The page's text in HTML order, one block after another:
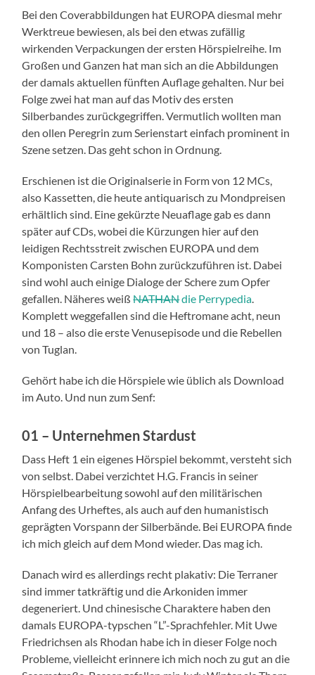
Bei den Coverabbildungen hat EUROPA diesmal mehr
Werktreue bewiesen, als bei den etwas zufällig
wirkenden Verpackungen der ersten Hörspielreihe. Im
Großen und Ganzen hat man sich an die Abbildungen
der damals aktuellen fünften Auflage gehalten. Nur bei
Folge zwei hat man auf das Motiv des ersten
Silberbandes zurückgegriffen. Vermutlich wollten man
den ollen Peregrin zum Serienstart einfach prominent in
Szene setzen. Das geht schon in Ordnung.
Erschienen ist die Originalserie in Form von 12 MCs,
also Kassetten, die heute antiquarisch zu Mondpreisen
erhältlich sind. Eine gekürzte Neuaflage gab es dann
später auf CDs, wobei die Kürzungen hier auf den
leidigen Rechtsstreit zwischen EUROPA und dem
Komponisten Carsten Bohn zurückzuführen ist. Dabei
sind wohl auch einige Dialoge der Schere zum Opfer
gefallen. Näheres weißNATHANdie Perrypedia
Komplett weggefallen sind die Heftromane acht, neun
und 18 – also die erste Venusepisode und die Rebellen
von Tuglan.
Gehört habe ich die Hörspiele wie üblich als Download
im Auto. Und nun zum Senf:
01 – Unternehmen Stardust
Dass Heft 1 ein eigenes Hörspiel bekommt, versteht sich
von selbst. Dabei verzichtet H.G. Francis in seiner
Hörspielbearbeitung sowohl auf den militärischen
Anfang des Urheftes, als auch auf den humanistisch
geprägten Vorspann der Silberbände. Bei EUROPA finde
ich mich gleich auf dem Mond wieder. Das mag ich.
Danach wird es allerdings recht plakativ: Die Terraner
sind immer tatkräftig und die Arkoniden immer
degeneriert. Und chinesische Charaktere haben den
damals EUROPA-typschen “L”-Sprachfehler. Mit Uwe
Friedrichsen als Rhodan habe ich in dieser Folge noch
Probleme, vielleicht erinnere ich mich noch zu gut an die